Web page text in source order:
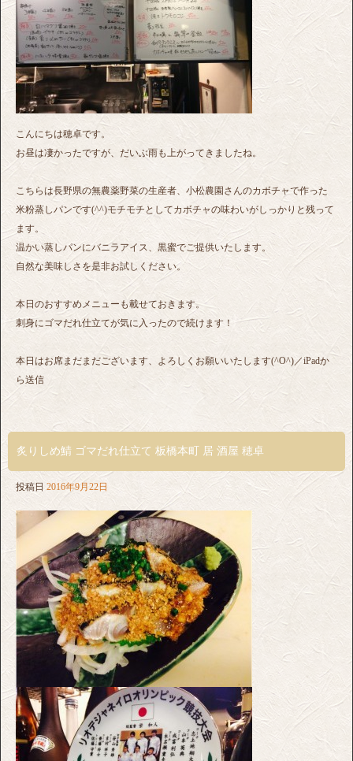
こんにちは穂卓です。
お昼は凄かったですが、だいぶ雨も上がってきましたね。
こちらは長野県の無農薬野菜の生産者、小松農園さんのカボチャで作った
米粉蒸しパンです(^^)モチモチとしてカボチャの味わいがしっかりと残って
ます。
温かい蒸しパンにバニラアイス、黒蜜でご提供いたします。
自然な美味しさを是非お試しください。
本日のおすすめメニューも載せておきます。
刺身にゴマだれ仕立てが気に入ったので続けます！
本日はお席まだまだございます、よろしくお願いいたします(^O^)／iPadか
ら送信
炙りしめ鯖 ゴマだれ仕立て 板橋本町 居 酒屋 穂卓
投稿日 2016年9月22日